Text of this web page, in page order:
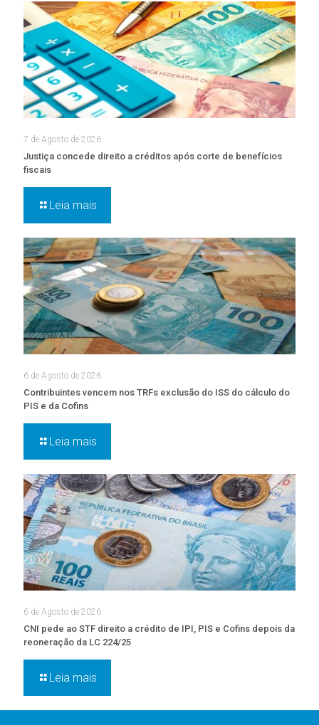
7 de Agosto de 2026
Justiça concede direito a créditos após corte de benefícios
fiscais
Leia mais
6 de Agosto de 2026
Contribuintes vencem nos TRFs exclusão do ISS do cálculo do
PIS e da Cofins
Leia mais
6 de Agosto de 2026
CNI pede ao STF direito a crédito de IPI, PIS e Cofins depois da
reoneração da LC 224/25
Leia mais